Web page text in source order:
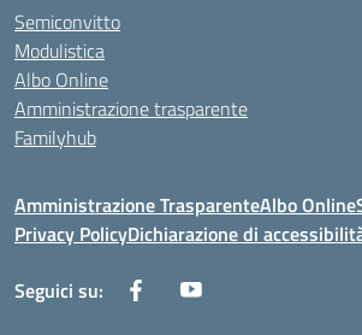
Semiconvitto
Modulistica
Albo Online
Amministrazione trasparente
Familyhub
Amministrazione TrasparenteAlbo Online
Privacy PolicyDichiarazione di
Seguici su: